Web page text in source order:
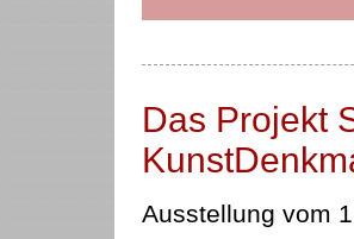
Das Projekt
Ausstellung vom